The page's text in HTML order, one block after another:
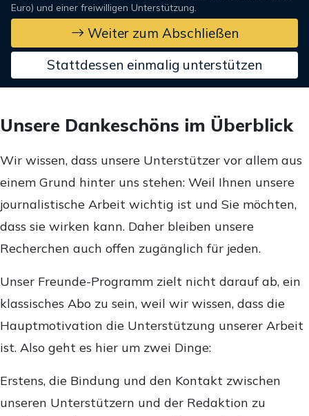
Euro) und einer freiwilligen Unterstützung.
Weiter zum Abschließen
Stattdessen einmalig unterstützen
Unsere Dankeschöns im Überblick
Wir wissen, dass unsere Unterstützer vor allem aus
einem Grund hinter uns stehen: Weil Ihnen unsere
journalistische Arbeit wichtig ist und Sie möchten,
dass sie wirken kann. Daher bleiben unsere
Recherchen auch offen zugänglich für jeden.
Unser Freunde-Programm zielt nicht darauf ab, ein
klassisches Abo zu sein, weil wir wissen, dass die
Hauptmotivation die Unterstützung unserer Arbeit
ist. Also geht es hier um zwei Dinge:
Erstens, die Bindung und den Kontakt zwischen
unseren Unterstützern und der Redaktion zu